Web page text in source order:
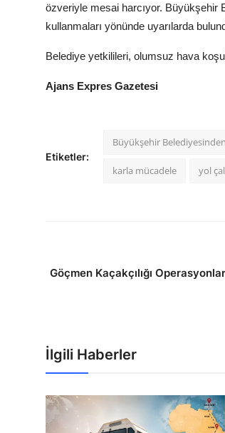
özveriyle mesai harcıyor. Büyükşehir
kullanmaları yönünde uyarılarda
Belediye yetkilileri, olumsuz hava
Ajans Expres Gazetesi
Etiketler:
Büyükşehir
karla mücadele yol
Göçmen Kaçakçılığı
İlgili Haberler